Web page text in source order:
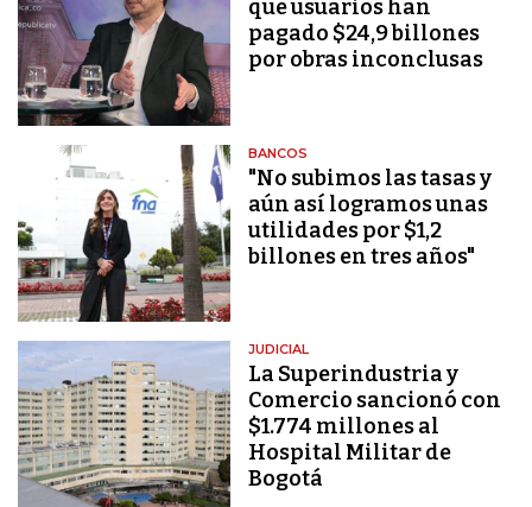
que usuarios han
pagado $24,9 billones
por obras inconclusas
BANCOS
"No subimos las tasas y
aún así logramos unas
utilidades por $1,2
billones en tres años"
JUDICIAL
La Superindustria y
Comercio sancionó con
$1.774 millones al
Hospital Militar de
Bogotá